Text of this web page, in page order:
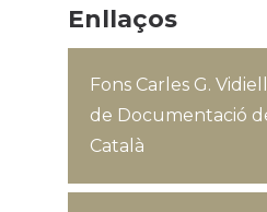
Enllaços
Fons Carles G.
de Documentació
Català